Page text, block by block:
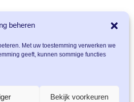
beheren
Met uw toestemming verwerken we
geeft, kunnen sommige functies
Bekijk voorkeuren